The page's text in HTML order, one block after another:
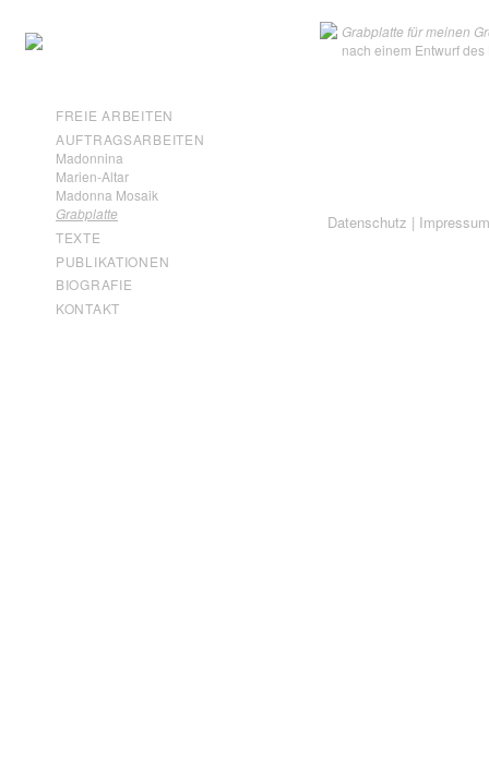
FREIE ARBEITEN
AUFTRAGSARBEITEN
Madonnina
Marien-Altar
Madonna Mosaik
Grabplatte
TEXTE
PUBLIKATIONEN
BIOGRAFIE
KONTAKT
Grabplatte für meinen
nach einem Entwurf
Datenschutz | Impressum